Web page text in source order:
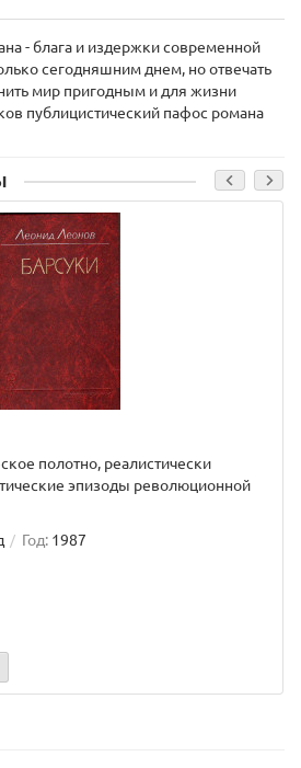
- блага и издержки современной
сегодняшним днем, но отвечать
мир пригодным и для жизни
публицистический пафос романа
полотно, реалистически
эпизоды революционной
Год: 1987